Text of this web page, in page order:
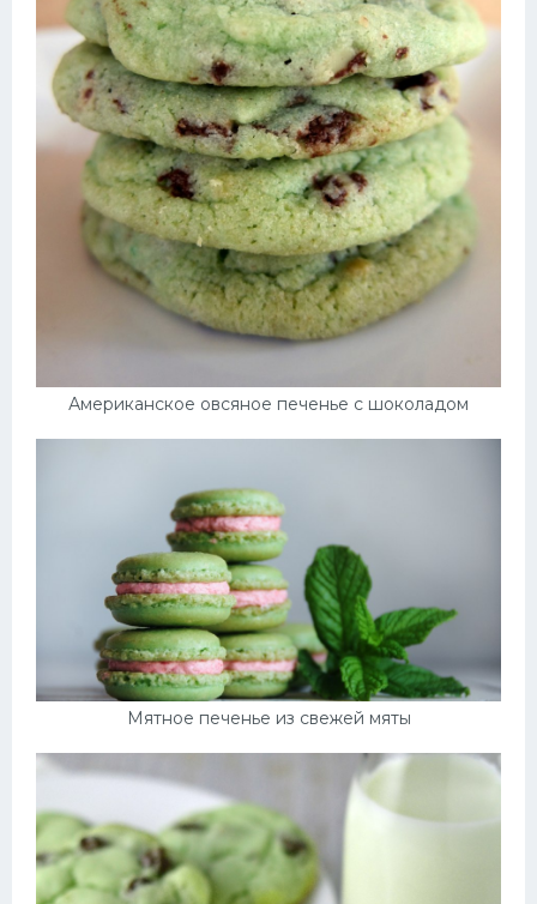
Американское овсяное печенье с шоколадом
Мятное печенье из свежей мяты